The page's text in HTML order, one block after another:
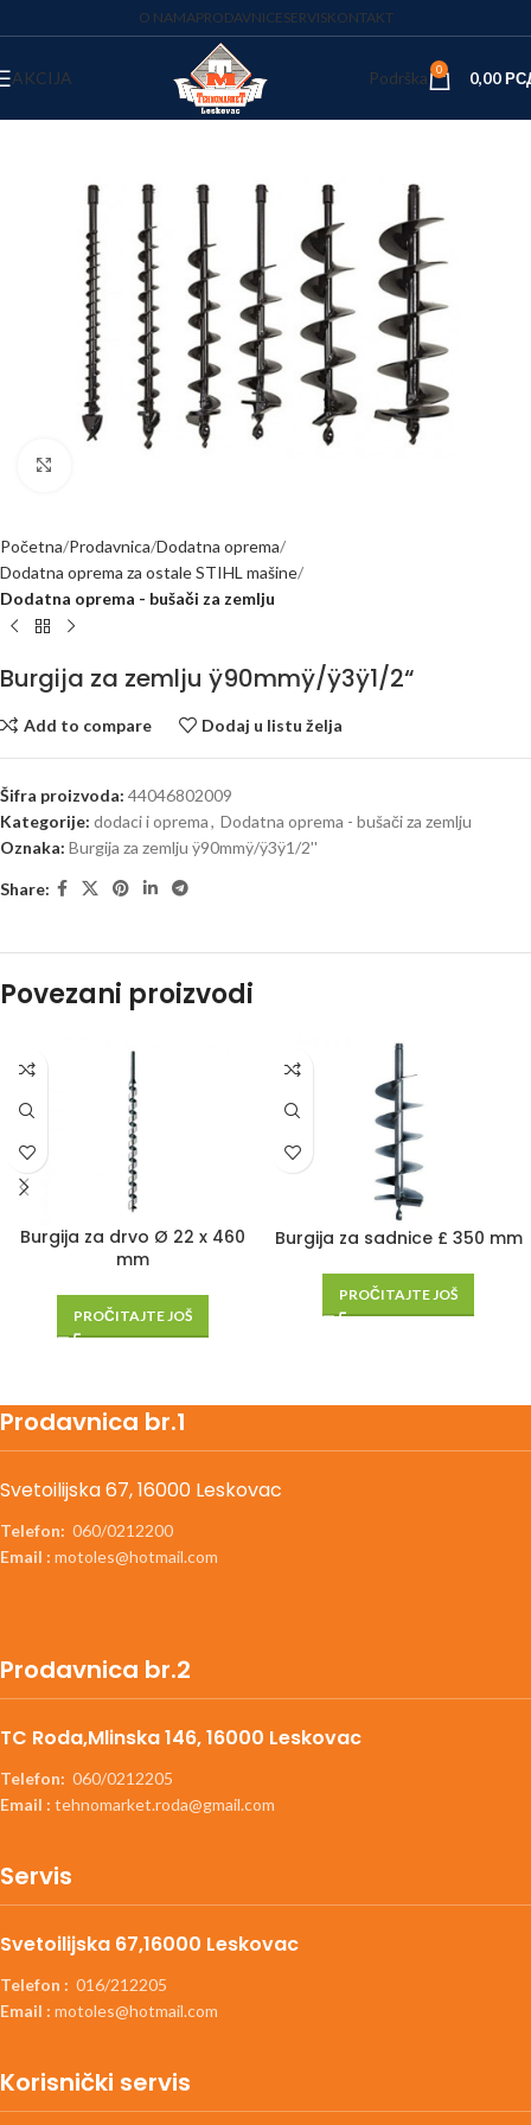
O NAMAPRODAVNICESERVISKONTAKT
AKCIJA Podrška 0 0,00
Početna Prodavnica Dodatna oprema
Dodatna oprema za ostale STIHL mašine
Dodatna oprema - bušači za zemlju
Burgija za zemlju ÿ90mmÿ/ÿ3ÿ1/2“
Add to compare Dodaj u listu želja
Šifra proizvoda: 44046802009
Kategorije: dodaci i oprema, Dodatna oprema - bušači za zemlju
Oznaka: Burgija za zemlju ÿ90mmÿ/ÿ3ÿ1/2''
Share:
Povezani proizvodi
Burgija za drvo Ø 22 x 460
mm
PROČITAJTE JOŠ
Burgija za sadnice £ 350 mm
PROČITAJTE JOŠ
Prodavnica br.1
Svetoilijska 67, 16000 Leskovac
Telefon: 060/0212200
Email : motoles@hotmail.com
Prodavnica br.2
TC Roda,Mlinska 146, 16000 Leskovac
Telefon: 060/0212205
Email : tehnomarket.roda@gmail.com
Servis
Svetoilijska 67,16000 Leskovac
Telefon : 016/212205
Email : motoles@hotmail.com
Korisnički servis